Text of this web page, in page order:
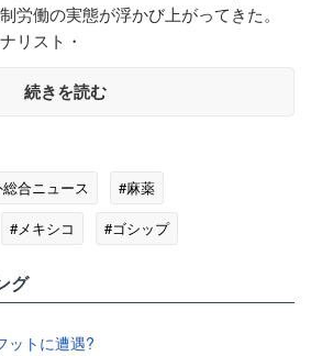
労働の実態が浮かび上がってきた。
リスト・
続きを読む
合ニュース
#麻薬
#メキシコ #ゴシップ
グ
ットに遭遇?